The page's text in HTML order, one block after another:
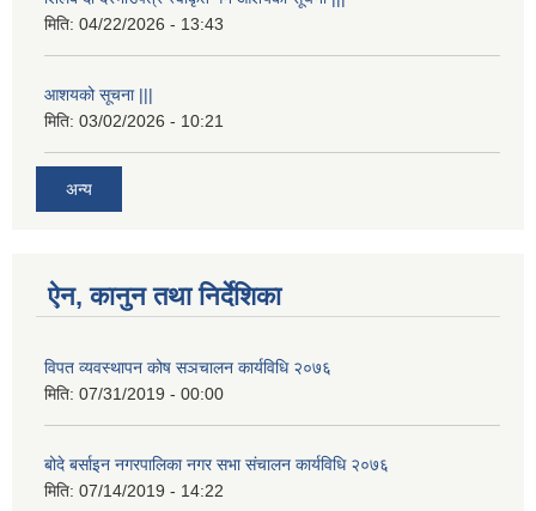
मिति: 04/22/2026 - 13:43
आशयको सूचना |||
मिति: 03/02/2026 - 10:21
अन्य
ऐन, कानुन तथा निर्देशिका
विपत व्यवस्थापन कोष सञचालन कार्यविधि २०७६
मिति: 07/31/2019 - 00:00
बोदे बर्साइन नगरपालिका नगर सभा संचालन कार्यविधि २०७६
मिति: 07/14/2019 - 14:22